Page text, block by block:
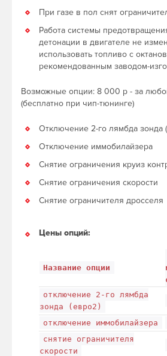
При газе в пол снят
Работа системы
детонации в двигателе не
использовать топливо с
рекомендованным заводом-
Возможные опции: 8 000 р - за
(бесплатно при чип-тюнинге)
Отключение 2-го лямбда зонда
Отключение иммобилайзера
Снятие ограничения круиз
Снятие ограничения скорости
Снятие ограничителя дросселя
Цены опций:
Название опции
отключение 2-го лямбда
зонда (евро2)
отключение иммобилайзера
снятие ограничителя
скорости